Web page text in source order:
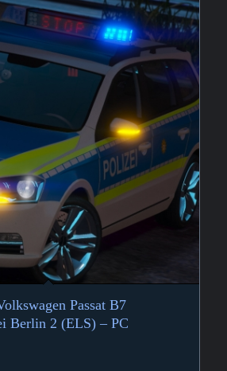
Passat B7
Berlin 2 (ELS) – PC